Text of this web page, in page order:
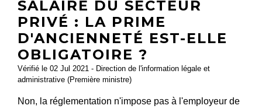
SALAIRE DU SECTEUR
PRIVÉ : LA PRIME
D'ANCIENNETÉ EST-ELLE
OBLIGATOIRE ?
Vérifié le 02 Jul 2021 - Direction de l'information légale et
administrative (Première ministre)
Non, la réglementation n'impose pas à l'employeur de